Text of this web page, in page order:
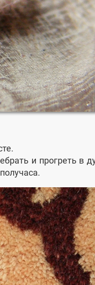
и прогреть в